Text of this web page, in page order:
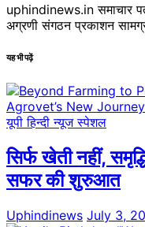
uphindinews.in समाचार
अग्रणी संगठन प्रकाशन
यह भी पढ़ें
यूपी हिन्दी न्यूज स्पेशल
सिर्फ खेती नहीं,
सफर की शुरुआत
Uphindinews July 3,